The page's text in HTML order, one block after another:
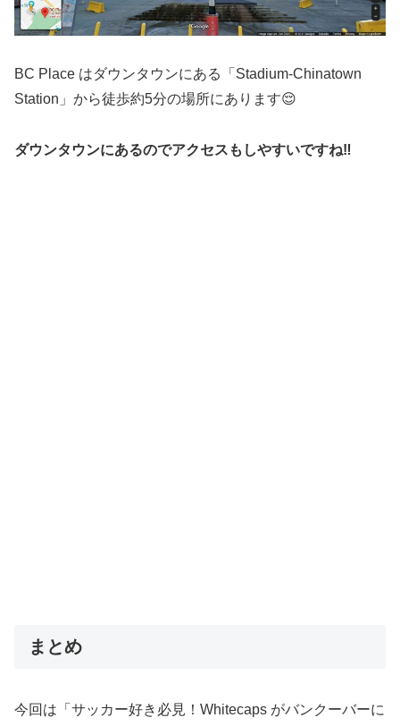
BC Place はダウンタウンにある「Stadium-Chinatown
Station」から徒歩約5分の場所にあります😌
ダウンタウンにあるのでアクセスもしやすいですね‼️
まとめ
今回は「サッカー好き必見！Whitecaps がバンクーバーに